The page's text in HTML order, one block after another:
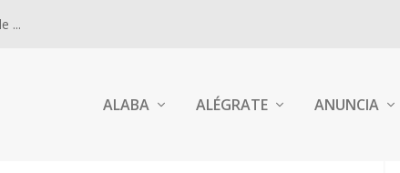
...
ALABA ALÉGRATE ANUNCIA